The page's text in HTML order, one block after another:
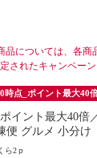
品については、各
されたキャンペー
時点_ポイント最大40
イント最大40
便 グルメ 小分け
ら2ｐ